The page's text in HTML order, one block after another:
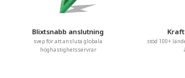
Blixtsnabb anslutning
svep för att ansluta globala
höghastighetsservrar
stöd 100+